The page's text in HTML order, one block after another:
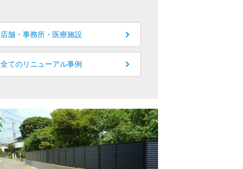
店舗・事務所・医療施設
全てのリニューアル事例